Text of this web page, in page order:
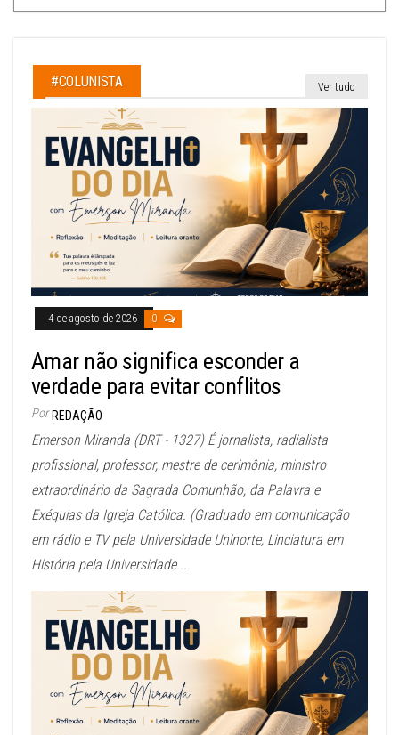
#COLUNISTA Ver tudo
4 de agosto de 2026 0
Amar não significa esconder a
verdade para evitar conflitos
Por REDAÇÃO
Emerson Miranda (DRT - 1327) É jornalista, radialista
profissional, professor, mestre de cerimônia, ministro
extraordinário da Sagrada Comunhão, da Palavra e
Exéquias da Igreja Católica. (Graduado em comunicação
em rádio e TV pela Universidade Uninorte, Linciatura em
História pela Universidade...